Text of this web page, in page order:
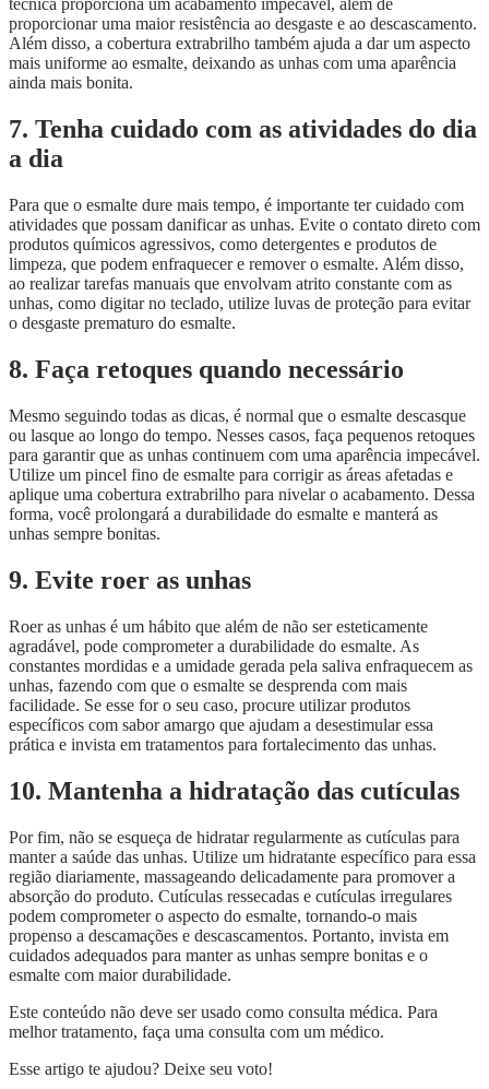
técnica proporciona um acabamento impecável, além de
proporcionar uma maior resistência ao desgaste e ao descascamento.
Além disso, a cobertura extrabrilho também ajuda a dar um aspecto
mais uniforme ao esmalte, deixando as unhas com uma aparência
ainda mais bonita.
7. Tenha cuidado com as atividades do dia
a dia
Para que o esmalte dure mais tempo, é importante ter cuidado com
atividades que possam danificar as unhas. Evite o contato direto com
produtos químicos agressivos, como detergentes e produtos de
limpeza, que podem enfraquecer e remover o esmalte. Além disso,
ao realizar tarefas manuais que envolvam atrito constante com as
unhas, como digitar no teclado, utilize luvas de proteção para evitar
o desgaste prematuro do esmalte.
8. Faça retoques quando necessário
Mesmo seguindo todas as dicas, é normal que o esmalte descasque
ou lasque ao longo do tempo. Nesses casos, faça pequenos retoques
para garantir que as unhas continuem com uma aparência impecável.
Utilize um pincel fino de esmalte para corrigir as áreas afetadas e
aplique uma cobertura extrabrilho para nivelar o acabamento. Dessa
forma, você prolongará a durabilidade do esmalte e manterá as
unhas sempre bonitas.
9. Evite roer as unhas
Roer as unhas é um hábito que além de não ser esteticamente
agradável, pode comprometer a durabilidade do esmalte. As
constantes mordidas e a umidade gerada pela saliva enfraquecem as
unhas, fazendo com que o esmalte se desprenda com mais
facilidade. Se esse for o seu caso, procure utilizar produtos
específicos com sabor amargo que ajudam a desestimular essa
prática e invista em tratamentos para fortalecimento das unhas.
10. Mantenha a hidratação das cutículas
Por fim, não se esqueça de hidratar regularmente as cutículas para
manter a saúde das unhas. Utilize um hidratante específico para essa
região diariamente, massageando delicadamente para promover a
absorção do produto. Cutículas ressecadas e cutículas irregulares
podem comprometer o aspecto do esmalte, tornando-o mais
propenso a descamações e descascamentos. Portanto, invista em
cuidados adequados para manter as unhas sempre bonitas e o
esmalte com maior durabilidade.
Este conteúdo não deve ser usado como consulta médica. Para
melhor tratamento, faça uma consulta com um médico.
Esse artigo te ajudou? Deixe seu voto!